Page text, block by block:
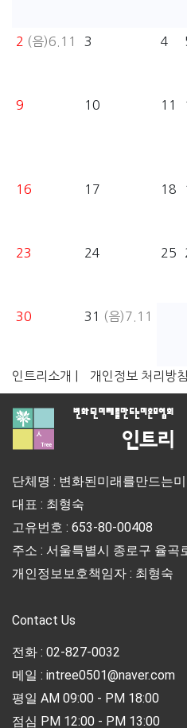
2 (음)6.11 3 4
9 10 11
16 17 18
23 24 25
30 31 (음)7.11
인트리소개 | 개인정보 처리방침
단체명 : 변화된미래를만드는
대표 : 최형숙
고유번호 : 653-80-00408
주소 : 서울특별시 종로구 율곡
개인정보보호책임자 : 최형숙
Contact Us
전화 : 02-827-0032
메일 : intree0501@naver.com
평일 AM 09:00 - PM 18:00
점심 PM 12:00 - PM 13:00